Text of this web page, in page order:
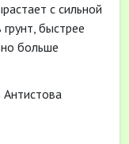
с сильной
быстрее
больше